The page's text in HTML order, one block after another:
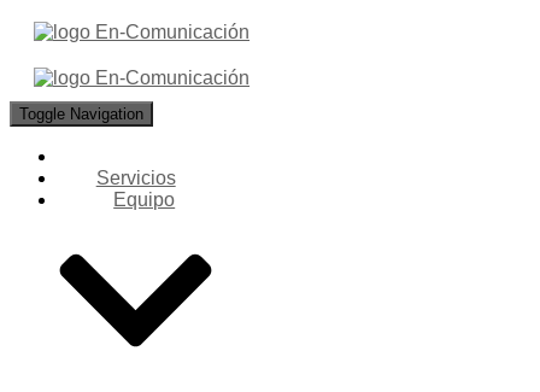
Toggle Navigation
Servicios
Equipo